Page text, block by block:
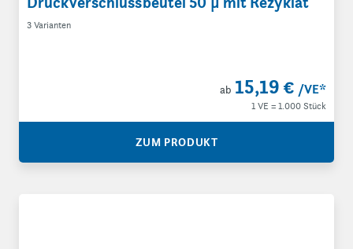
3 Varianten
ab 15,19 € /VE*
1 VE = 1.000 Stück
ZUM PRODUKT